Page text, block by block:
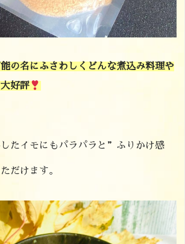
の名にふさわしくどんな煮込み料理や
好評
たイモにもパラパラと”ふりかけ感
だけます。